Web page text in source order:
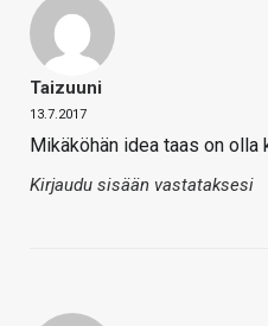
Taizuuni
13.7.2017
Mikäköhän idea taas on olla
Kirjaudu sisään vastataksesi